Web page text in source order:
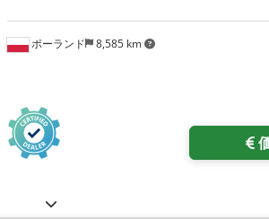
ポーランド 8,585 km